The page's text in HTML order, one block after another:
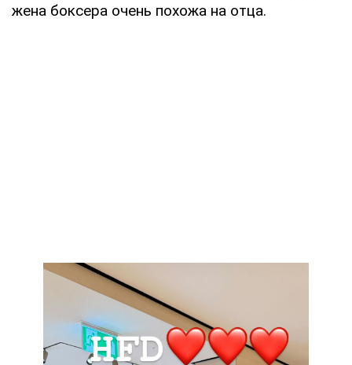
жена боксера очень похожа на отца.